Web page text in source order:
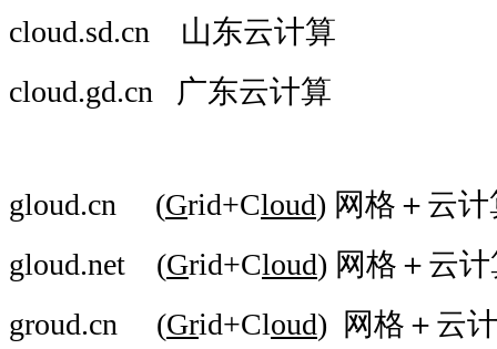
cloud.sd.cn 山东云计算
cloud.gd.cn 广东云计算
gloud.cn (Grid+Cloud) 网格＋云计
gloud.net (Grid+Cloud) 网格＋云
groud.cn (Grid+Cloud) 网格＋云